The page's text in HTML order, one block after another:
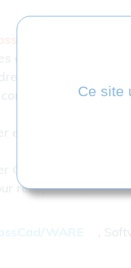
est
ou assemblages)
des partenaires
la licence
est proposé en
CLI répond aux
récupérer des
WARE ,
Ce site